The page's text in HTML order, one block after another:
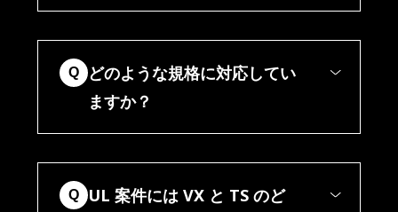
Q
どのような規格に対応してい
ますか？
Q
UL 案件には VX と TS のど